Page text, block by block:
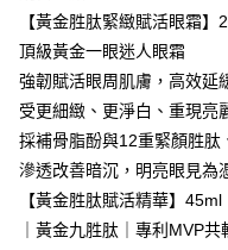
3.完整用戶服務條款，請詳閱以
客戶支援中心」
【注意事項】
易，需依本服務之必要範圍內
權轉讓予恩沛科技股份有限公
２．關於個人資料處理事宜，
https://aftee.tw/terms/#terms3
３．未成年的使用者請事先徵
「AFTEE先享後付」，若未經
任。
４．使用「AFTEE先享後付」
付款後萊爾富取貨
7-11取貨付款
每筆NT$80，滿NT$2,000(
付款後7-11取貨
每筆NT$80，滿NT$1,880(
台灣宅配(便利帶)
【黃金胜肽緊緻賦活眼霜】
頂級黃金一眼迷人眼霜
強韌賦活眼周肌膚，高效延
受更細緻、更淨白、重現亮
採補骨脂酚與12重緊顏胜
滲透改善暗沉，明亮眼見為
【黃金胜肽賦活精華】45ml
｜黃金九胜肽｜專利MVP